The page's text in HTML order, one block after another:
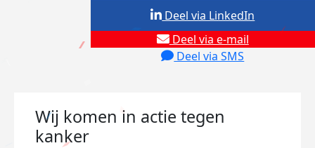
Deel via e-mail
Deel via SMS
Deel via LinkedIn
Wij komen in actie tegen
kanker